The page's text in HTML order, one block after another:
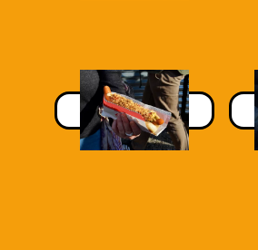
Dark Wurst
facebook.com